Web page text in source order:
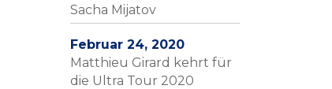
Sacha Mijatov
Februar 24, 2020
Matthieu Girard kehrt für
die Ultra Tour 2020